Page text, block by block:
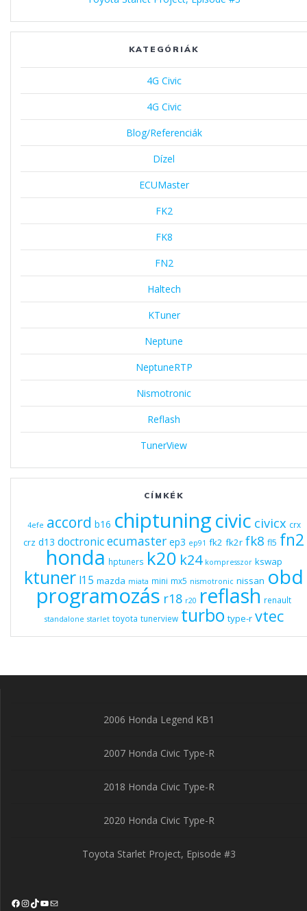
KATEGÓRIÁK
4G Civic
4G Civic
Blog/Referenciák
Dízel
ECUMaster
FK2
FK8
FN2
Haltech
KTuner
Neptune
NeptuneRTP
Nismotronic
Reflash
TunerView
CÍMKÉK
4efe accord b16 chiptuningcivic civicx crx
crz d13 doctronicecumaster ep3 ep91 fk2 fk2r fk8 fl5 fn2
honda hptuners k20 k24 kompresszor kswap
ktuner l15 mazda miata mini mx5 nismotronic nissan obd
programozás r18 r20 reflash renault
standalone starlet toyota tunerview turbo type-r vtec
2006 Honda Legend KB1
2007 Honda Civic Type-R
2018 Honda Civic Type-R
2020 Honda Civic Type-R
Toyota Starlet Project, Episode #3
Facebook
Instagram
TikTok
YouTube
Mail